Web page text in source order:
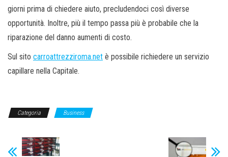
giorni prima di chiedere aiuto, precludendoci così diverse
opportunità. Inoltre, più il tempo passa più è probabile che la
riparazione del danno aumenti di costo.
Sul sito carroattrezziroma.net è possibile richiedere un servizio
capillare nella Capitale.
Categoria Business